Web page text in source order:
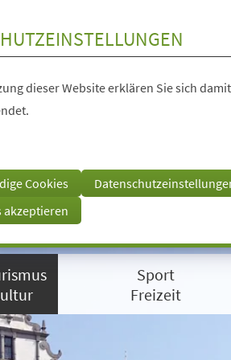
dieser Website erklären Sie sich
Cookies
akzeptieren
Sport
Freizeit